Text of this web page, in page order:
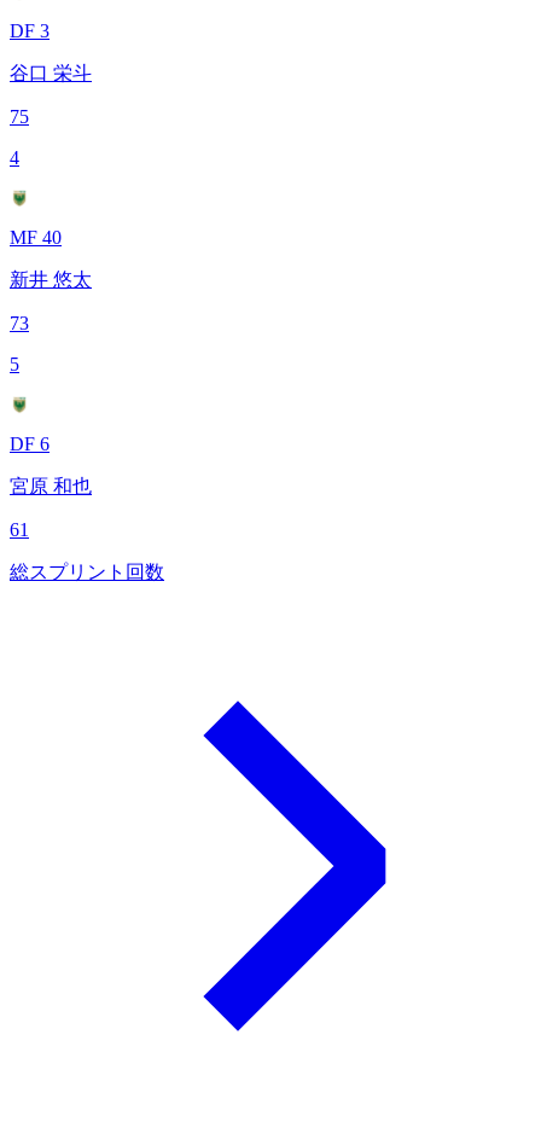
DF 3
谷口 栄斗
75
4
MF 40
新井 悠太
73
5
DF 6
宮原 和也
61
総スプリント回数